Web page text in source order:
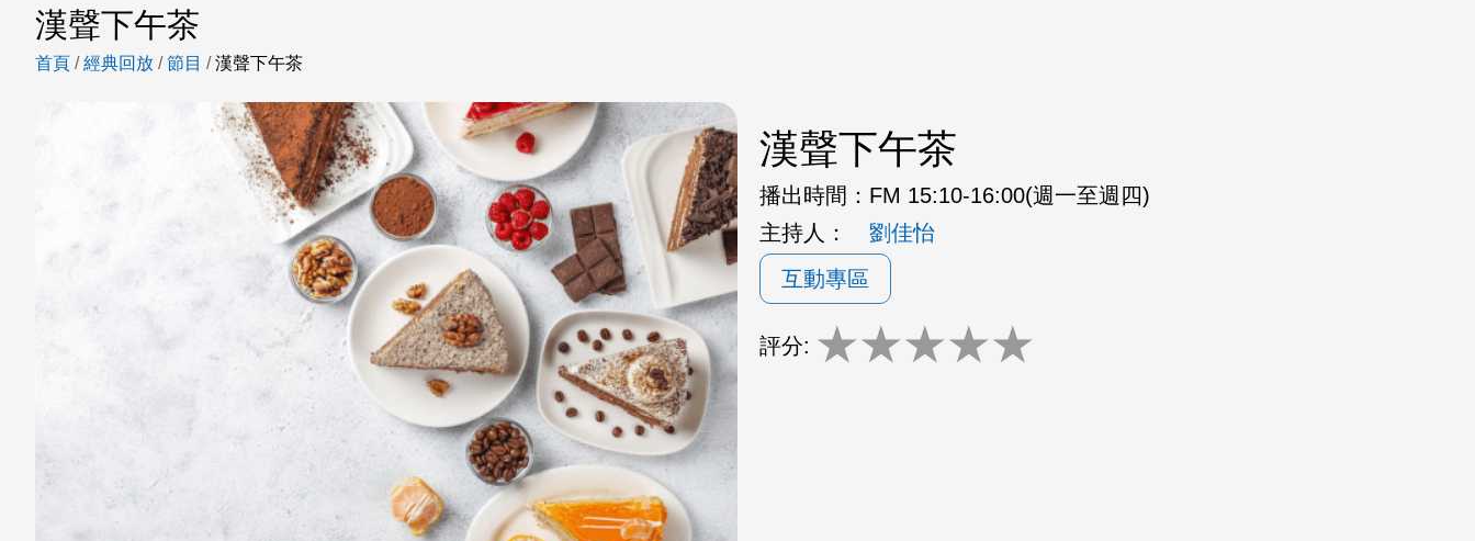
漢聲下午茶
首頁 /經典回放 /節目 /漢聲下午茶
漢聲下午茶
播出時間： FM 15:10-16:00(週一至週四)
主持人：
劉佳怡
互動專區
評分: ★★★★★